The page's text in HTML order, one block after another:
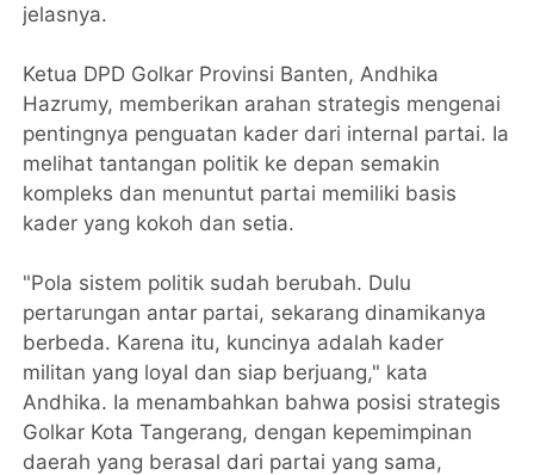
jelasnya.
Ketua DPD Golkar Provinsi Banten, Andhika
Hazrumy, memberikan arahan strategis mengenai
pentingnya penguatan kader dari internal partai. Ia
melihat tantangan politik ke depan semakin
kompleks dan menuntut partai memiliki basis
kader yang kokoh dan setia.
"Pola sistem politik sudah berubah. Dulu
pertarungan antar partai, sekarang dinamikanya
berbeda. Karena itu, kuncinya adalah kader
militan yang loyal dan siap berjuang," kata
Andhika. Ia menambahkan bahwa posisi strategis
Golkar Kota Tangerang, dengan kepemimpinan
daerah yang berasal dari partai yang sama,